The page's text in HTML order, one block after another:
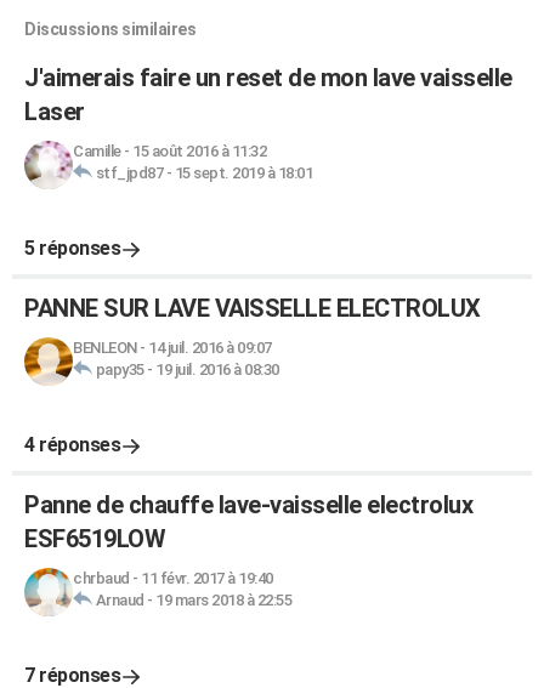
Discussions similaires
J'aimerais faire un reset de mon lave vaisselle
Laser
Camille- 15 août 2016 à 11:32
stf_jpd87- 15 sept. 2019 à 18:01
5 réponses
PANNE SUR LAVE VAISSELLE ELECTROLUX
BENLEON- 14 juil. 2016 à 09:07
papy35- 19 juil. 2016 à 08:30
4 réponses
Panne de chauffe lave-vaisselle electrolux
ESF6519LOW
chrbaud - 11 févr. 2017 à 19:40
Arnaud - 19 mars 2018 à 22:55
7 réponses